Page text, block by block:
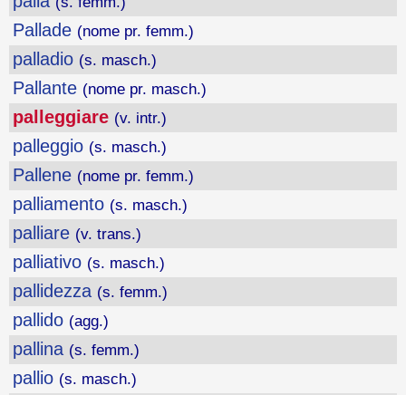
Pallade (nome pr. femm.)
palladio (s. masch.)
Pallante (nome pr. masch.)
palleggiare (v. intr.)
palleggio (s. masch.)
Pallene (nome pr. femm.)
palliamento (s. masch.)
palliare (v. trans.)
palliativo (s. masch.)
pallidezza (s. femm.)
pallido (agg.)
pallina (s. femm.)
pallio (s. masch.)